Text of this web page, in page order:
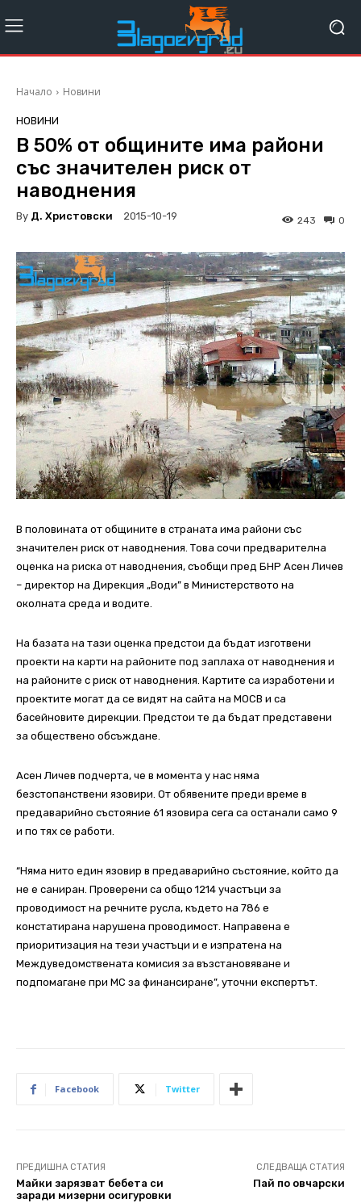
Начало Новини
НОВИНИ
В 50% от общините има райони
със значителен риск от
наводнения
By Д. Христовски 2015-10-19 0
243
В половината от общините в страната има райони със
значителен риск от наводнения. Това сочи предварителна
оценка на риска от наводнения, съобщи пред БНР Асен Личев
– директор на Дирекция „Води” в Министерството на
околната среда и водите.
На базата на тази оценка предстои да бъдат изготвени
проекти на карти на районите под заплаха от наводнения и
на районите с риск от наводнения. Картите са изработени и
проектите могат да се видят на сайта на МОСВ и са
басейновите дирекции. Предстои те да бъдат представени
за обществено обсъждане.
Асен Личев подчерта, че в момента у нас няма
безстопанствени язовири. От обявените преди време в
предаварийно състояние 61 язовира сега са останали само 9
и по тях се работи.
“Няма нито един язовир в предаварийно състояние, който да
не е саниран. Проверени са общо 1214 участъци за
проводимост на речните русла, където на 786 е
констатирана нарушена проводимост. Направена е
приоритизация на тези участъци и е изпратена на
Междуведомствената комисия за възстановяване и
подпомагане при МС за финансиране”, уточни експертът.
Facebook Twitter
ПРЕДИШНА СТАТИЯ
Майки зарязват бебета си
заради мизерни осигуровки
СЛЕДВАЩА СТАТИЯ
Пай по овчарски